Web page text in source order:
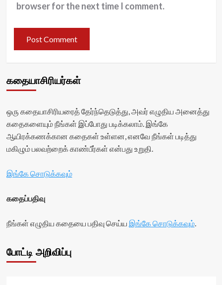
browser for the next time I comment.
கதையாசிரியர்கள்
ஒரு கதையாசிரியரைத் தேர்ந்தெடுத்து, அவர் எழுதிய அனைத்து
கதைகளையும் நீங்கள் இப்போது படிக்கலாம். இங்கே
ஆயிரக்கணக்கான கதைகள் உள்ளன, எனவே நீங்கள் படித்து
மகிழும் பலவற்றைக் காண்பீர்கள் என்பது உறுதி.
இங்கே சொடுக்கவும்
கதைப்பதிவு
நீங்கள் எழுதிய கதையை பதிவு செய்ய இங்கே சொடுக்கவும்.
போட்டி அறிவிப்பு